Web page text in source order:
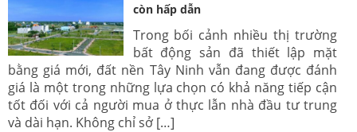
còn hấp dẫn
Trong bối cảnh nhiều thị trường
bất động sản đã thiết lập mặt
bằng giá mới, đất nền Tây Ninh vẫn đang được đánh
giá là một trong những lựa chọn có khả năng tiếp cận
tốt đối với cả người mua ở thực lẫn nhà đầu tư trung
và dài hạn. Không chỉ sở […]